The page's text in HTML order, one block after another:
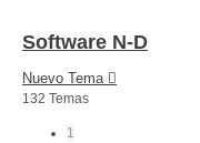
Software N-D
Nuevo Tema
132 Temas
1